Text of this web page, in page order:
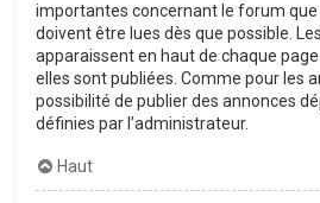
importantes concernant le forum
doivent être lues dès que possible.
apparaissent en haut de chaque
elles sont publiées. Comme pour les
possibilité de publier des annonces
définies par l’administrateur.
Haut